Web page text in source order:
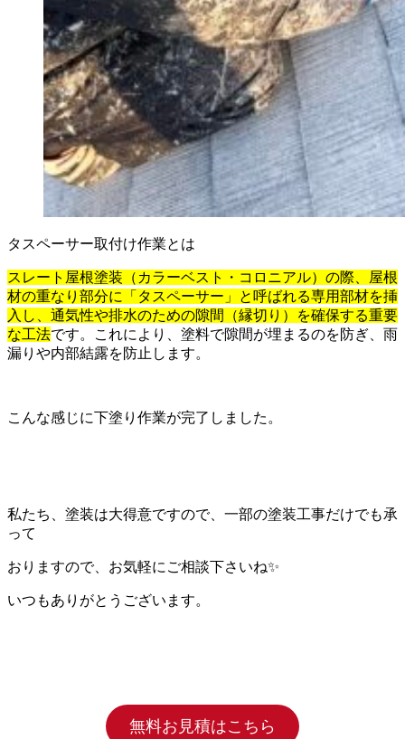
タスペーサー取付け作業とは
スレート屋根塗装（カラーベスト・コロニアル）の際、屋根
材の重なり部分に「タスペーサー」と呼ばれる専用部材を挿
入し、通気性や排水のための隙間（縁切り）を確保する重要
な工法です。これにより、塗料で隙間が埋まるのを防ぎ、雨
漏りや内部結露を防止します。
こんな感じに下塗り作業が完了しました。
私たち、塗装は大得意ですので、一部の塗装工事だけでも承
って
おりますので、お気軽にご相談下さいね✨
いつもありがとうございます。
無料お見積はこちら